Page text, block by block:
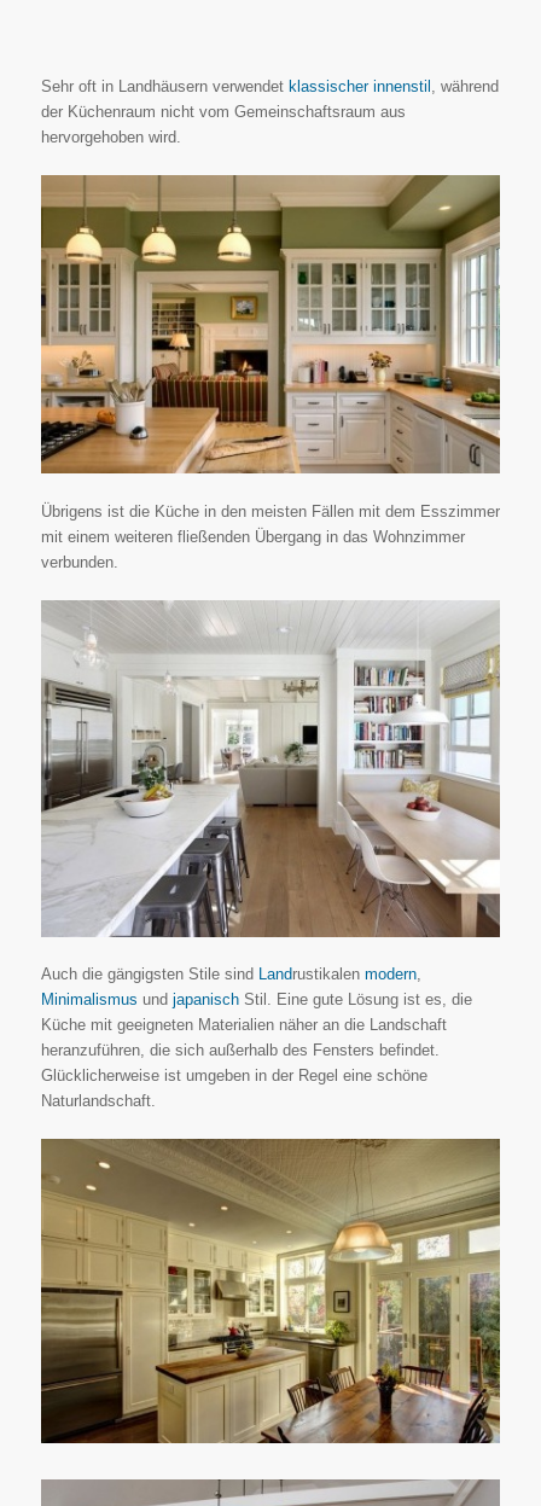
Sehr oft in Landhäusern verwendet klassischer innenstil , während
der Küchenraum nicht vom Gemeinschaftsraum aus
hervorgehoben wird.
Übrigens ist die Küche in den meisten Fällen mit dem Esszimmer
mit einem weiteren fließenden Übergang in das Wohnzimmer
verbunden.
Auch die gängigsten Stile sind Landrustikalen modern,
Minimalismus und japanisch Stil. Eine gute Lösung ist es, die
Küche mit geeigneten Materialien näher an die Landschaft
heranzuführen, die sich außerhalb des Fensters befindet.
Glücklicherweise ist umgeben in der Regel eine schöne
Naturlandschaft.